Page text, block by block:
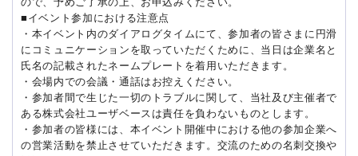
■イベント参加における注意点
・本イベント内のダイアログタイムにて、参加者の皆さまに円滑
にコミュニケーションを取っていただくために、当日は企業名と
氏名の記載されたネームプレートを着用いただきます。
・会場内での会議・通話はお控えください。
・参加者間で生じた一切のトラブルに関して、当社及び主催者で
ある株式会社ユーザベースは責任を負わないものとします。
・参加者の皆様には、本イベント開催中における他の参加企業へ
の営業活動を禁止させていただきます。交流のための名刺交換や